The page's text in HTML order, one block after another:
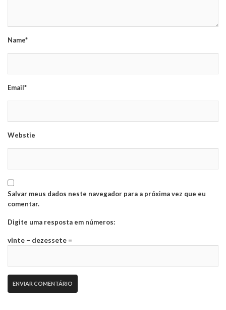
Name*
Email*
Webstie
Salvar meus dados neste navegador para a próxima vez que eu
comentar.
Digite uma resposta em números:
vinte − dezessete =